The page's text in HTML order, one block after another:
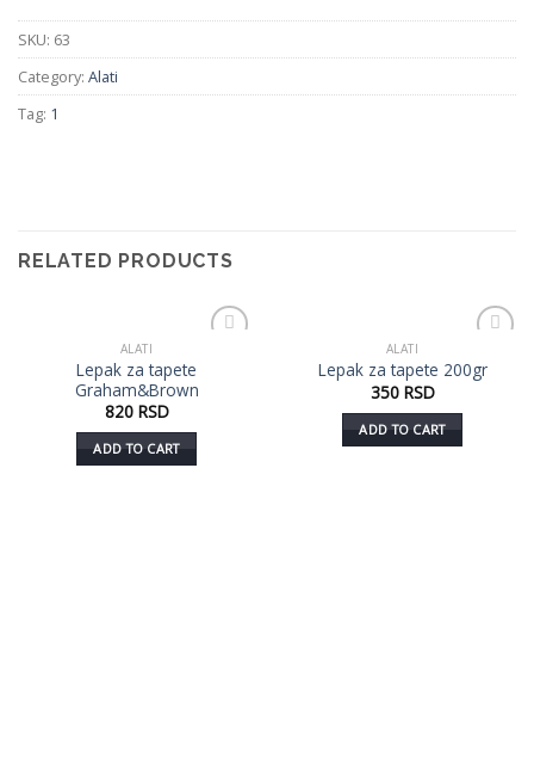
SKU: 63
Category: Alati
Tag: 1
RELATED PRODUCTS
ALATI
Lepak za tapete
Graham&Brown
820 RSD
ADD TO CART
u listu
ALATI
Lepak za tapete 200gr
350 RSD
ADD TO CART